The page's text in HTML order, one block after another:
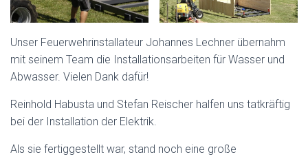
Unser Feuerwehrinstallateur Johannes Lechner übernahm
mit seinem Team die Installationsarbeiten für Wasser und
Abwasser. Vielen Dank dafür!
Reinhold Habusta und Stefan Reischer halfen uns tatkräftig
bei der Installation der Elektrik.
Als sie fertiggestellt war, stand noch eine große